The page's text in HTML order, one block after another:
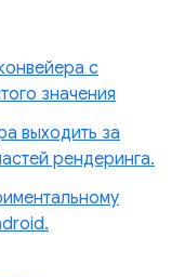
с
значения
выходить за
рендеринга.